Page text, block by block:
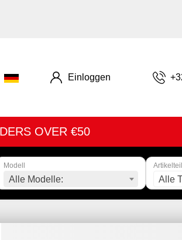
Einloggen
OVER €50
Modell
Alle Modelle:
Artikelteil
Alle